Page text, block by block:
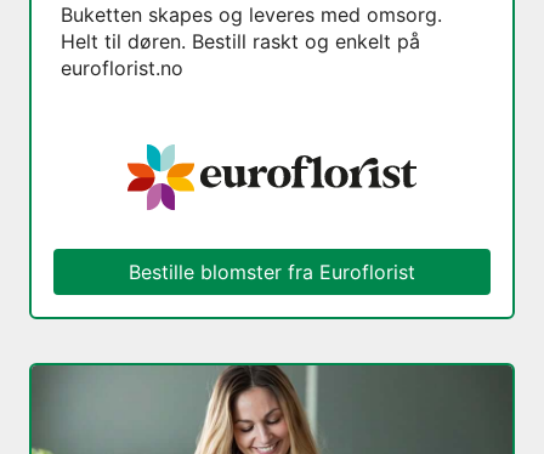
Buketten skapes og leveres med omsorg.
Helt til døren. Bestill raskt og enkelt på
euroflorist.no
Bestille blomster fra Euroflorist